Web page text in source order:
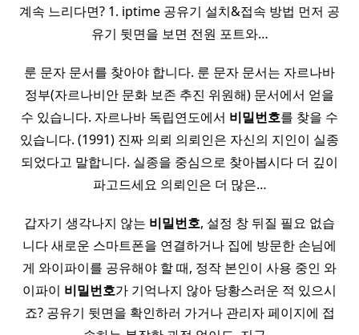
계속 느리다면? 1. iptime 공유기 설치&접속 방법 먼저 공
유기 뒷면을 보면 전원 포트와…
룬 문자 문서를 찾아야 합니다. 룬 문자 문서는 자르나바
정부(자르나비안 문화 보존 추진 위원해) 문서에서 얻을
수 있습니다. 자르나바 독립연도에서 비밀번호를 찾을 수
있습니다. (1991) 진짜 의뢰 의뢰인은 자신의 지인이 실종
되었다고 말합니다. 실종을 중심으로 찾아봅시다 더 깊이
파고드세요 의뢰인은 더 많은…
갑자기 생각나지 않는 비밀번호, 설정 창 뒤질 필요 없습
니다 새로운 스마트폰을 연결하거나 집에 방문한 손님에
게 와이파이를 공유해야 할 때, 정작 본인이 사용 중인 와
이파이 비밀번호가 기억나지 않아 당황스러운 적 있으시
죠? 공유기 뒷면을 확인하러 가거나 관리자 페이지에 접